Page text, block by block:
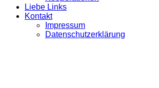
Liebe Links
Kontakt
Impressum
Datenschutzerklärung